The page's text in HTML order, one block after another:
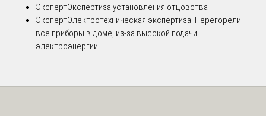
ЭкспертЭкспертиза установления отцовства
ЭкспертЭлектротехническая экспертиза. Перегорели
все приборы в доме, из-за высокой подачи
электроэнергии!